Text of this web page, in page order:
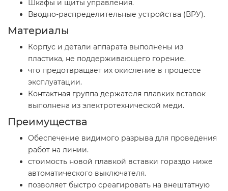
Шкафы и щиты управления.
Вводно-распределительные устройства (ВРУ).
Материалы
Корпус и детали аппарата выполнены из
пластика, не поддерживающего горение.
что предотвращает их окисление в процессе
эксплуатации.
Контактная группа держателя плавких вставок
выполнена из электротехнической меди.
Преимущества
Обеспечение видимого разрыва для проведения
работ на линии.
стоимость новой плавкой вставки гораздо ниже
автоматического выключателя.
позволяет быстро среагировать на внештатную